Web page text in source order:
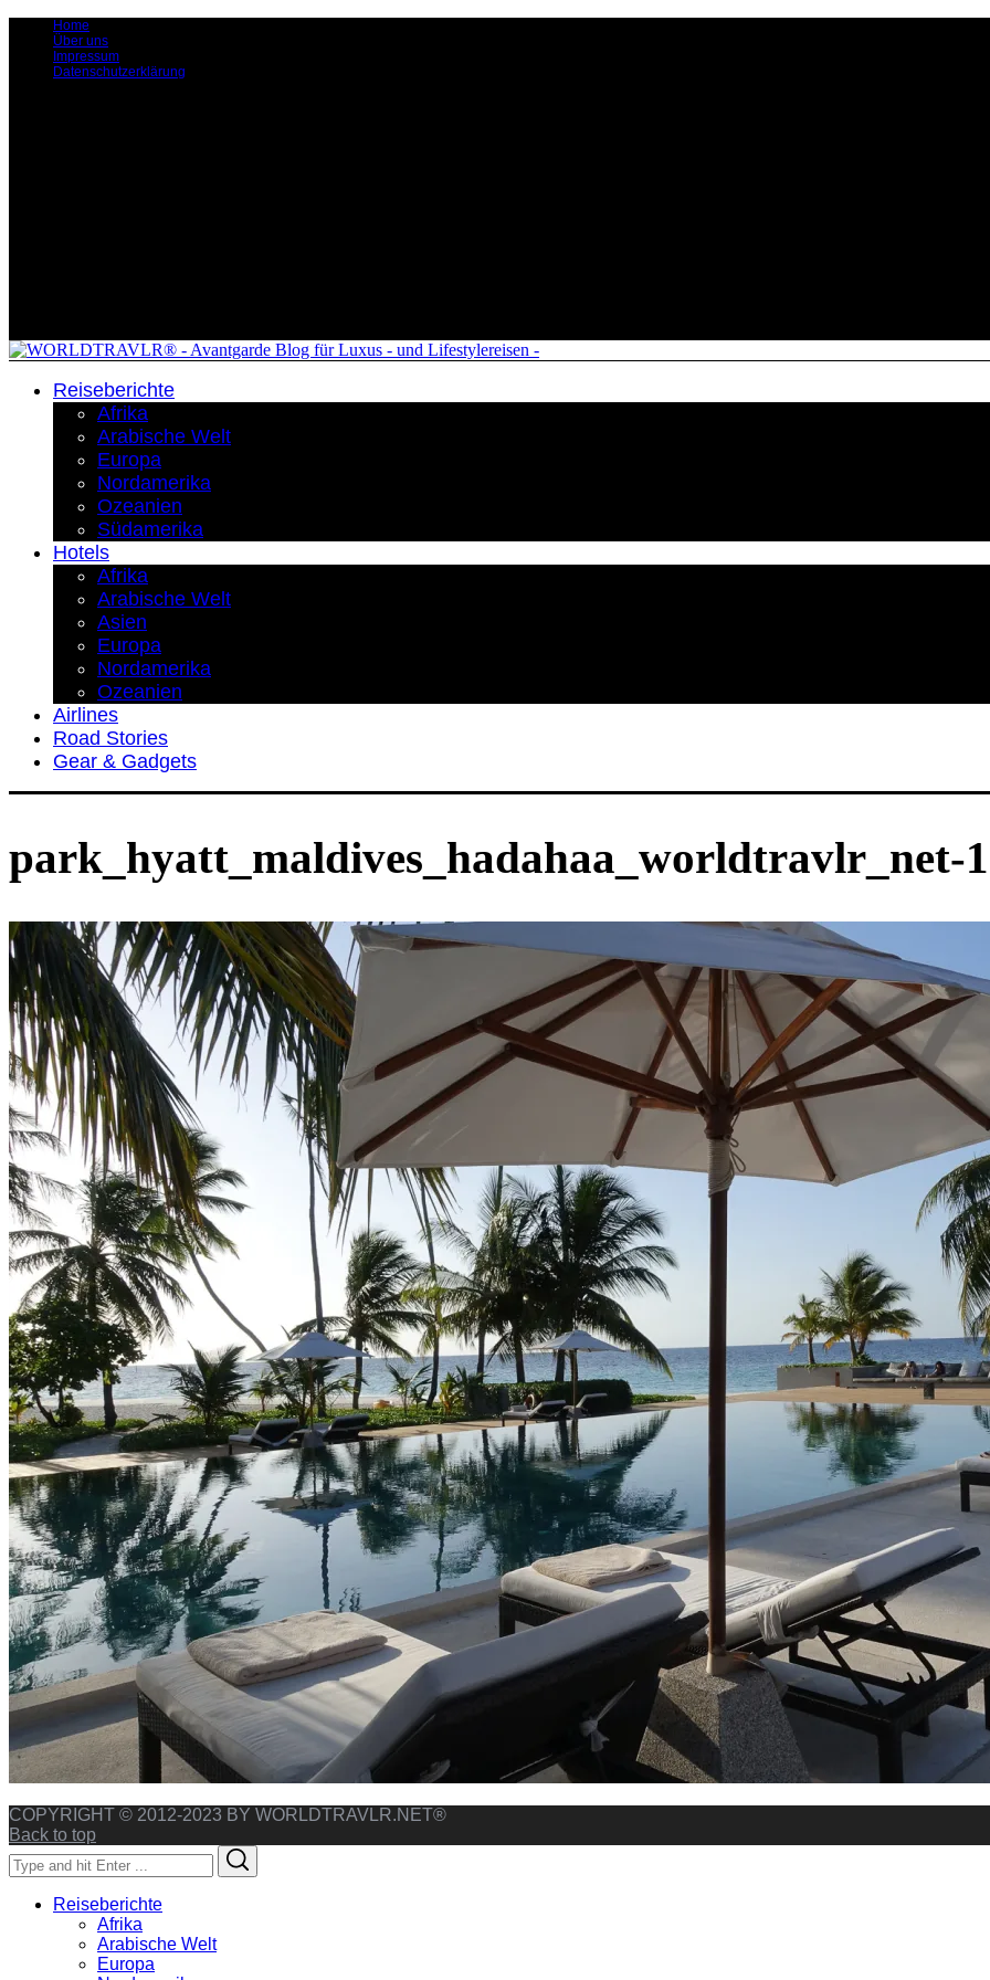
Home
Über uns
Impressum
Datenschutzerklärung
Reiseberichte
Afrika
Arabische Welt
Europa
Nordamerika
Ozeanien
Südamerika
Hotels
Afrika
Arabische Welt
Asien
Europa
Nordamerika
Ozeanien
Airlines
Road Stories
Gear & Gadgets
park_hyatt_maldives_hadahaa_worldtravlr_net-
COPYRIGHT © 2012-2023 BY WORLDTRAVLR.NET®
Back to top
Search
for:
Reiseberichte
Afrika
Arabische Welt
Europa